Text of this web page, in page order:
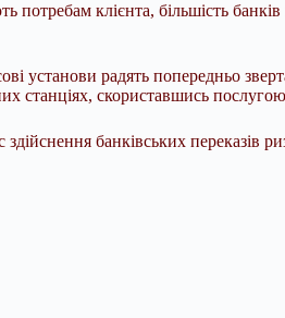
потребам клієнта, більшість
установи радять попередньо
станціях, скориставшись
здійснення банківських переказів